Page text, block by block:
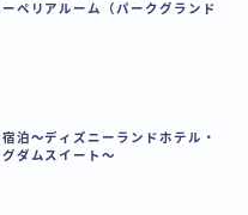
ペリアルーム（パークグランド
泊〜ディズニーランドホテル・
ダムスイート〜